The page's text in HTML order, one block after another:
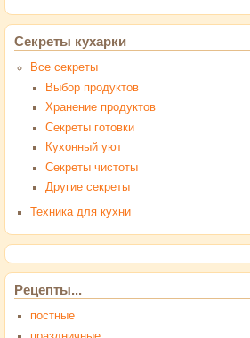
Секреты кухарки
Все секреты
Выбор продуктов
Хранение продуктов
Секреты готовки
Кухонный уют
Секреты чистоты
Другие секреты
Техника для кухни
Рецепты...
постные